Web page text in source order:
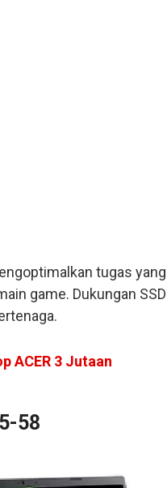
tugas
game. Dukungan SSD
ACER 3 Jutaan
58